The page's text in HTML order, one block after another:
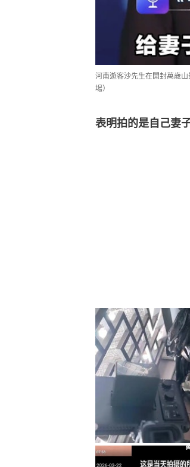
河南遊客沙先生在開封萬歲
場）
表明拍的是自己妻